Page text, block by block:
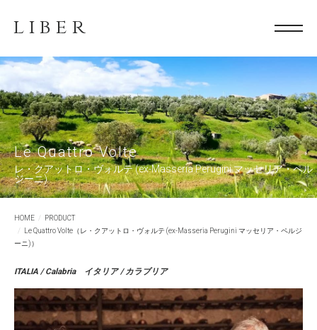
LIBER
Le Quattro Volte
レ・クアットロ・ヴォルテ (ex-Masseria Perugini マッセリア・ペル
ジーニ)
HOME
PRODUCT
Le Quattro Volte（レ・クアットロ・ヴォルテ (ex-Masseria Perugini マッセリア・ペルジ
ーニ)）
ITALIA / Calabria イタリア / カラブリア